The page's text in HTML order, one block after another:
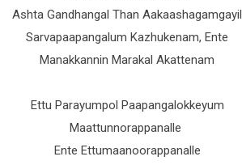
Ashta Gandhangal Than Aakaashagamgayil
Sarvapaapangalum Kazhukenam, Ente
Manakkannin Marakal Akattenam
Ettu Parayumpol Paapangalokkeyum
Maattunnorappanalle
Ente Ettumaanoorappanalle